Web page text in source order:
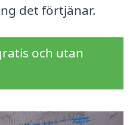
det förtjänar.
och utan